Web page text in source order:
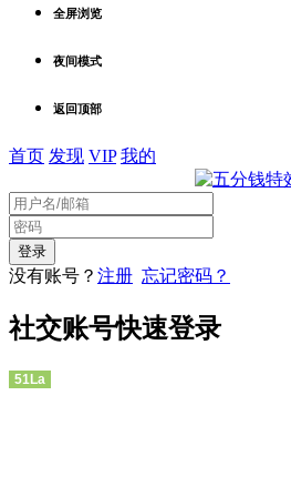
全屏浏览
夜间模式
返回顶部
首页 发现 VIP 我的
没有账号？ 注册 忘记密码？
社交账号快速登录
51La